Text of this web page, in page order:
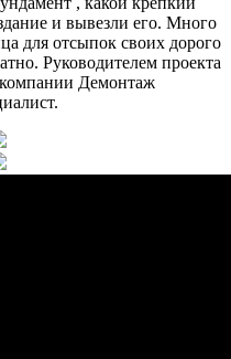
и вывезли его. Много
для отсыпок своих дорого
Руководителем проекта
Демонтаж